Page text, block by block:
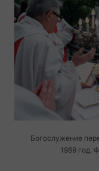
Богослужение
1989 год.